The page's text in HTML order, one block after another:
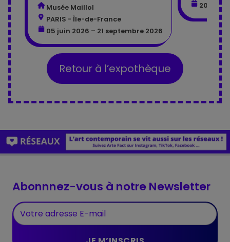
Musée Maillol
PARIS - Île-de-France
05 juin 2026 – 21 septembre 2026
20 mai
Retour à l’expothèque
Abonnnez-vous à notre Newsletter